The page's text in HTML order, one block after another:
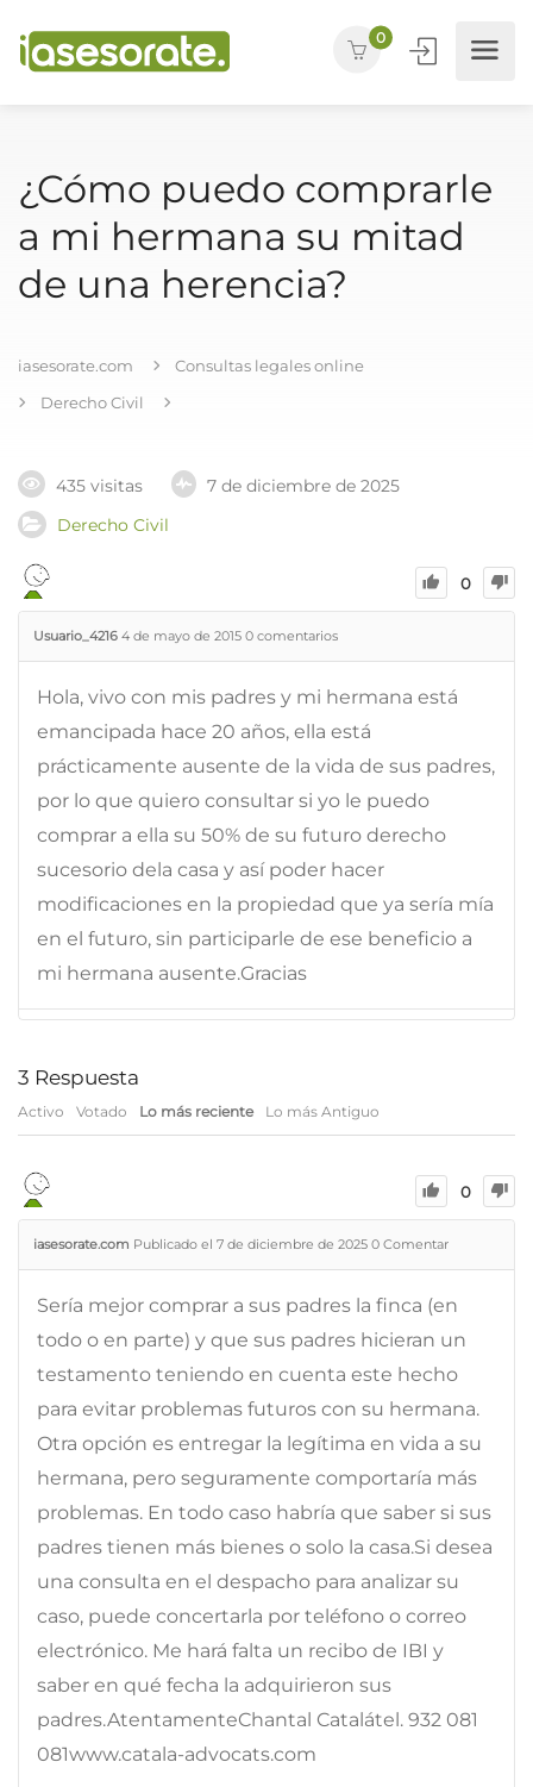
0
¿Cómo puedo comprarle
a mi hermana su mitad
de una herencia?
iasesorate.com
Consultas legales online
Derecho Civil
435 visitas
7 de diciembre de 2025
Derecho Civil
0
Usuario_4216 4 de mayo de 2015 0 comentarios
Hola, vivo con mis padres y mi hermana está
emancipada hace 20 años, ella está
prácticamente ausente de la vida de sus padres,
por lo que quiero consultar si yo le puedo
comprar a ella su 50% de su futuro derecho
sucesorio dela casa y así poder hacer
modificaciones en la propiedad que ya sería mía
en el futuro, sin participarle de ese beneficio a
mi hermana ausente.Gracias
3 Respuesta
Activo Votado Lo más reciente Lo más Antiguo
0
iasesorate.com Publicado el 7 de diciembre de 2025 0 Comentar
Sería mejor comprar a sus padres la finca (en
todo o en parte) y que sus padres hicieran un
testamento teniendo en cuenta este hecho
para evitar problemas futuros con su hermana.
Otra opción es entregar la legítima en vida a su
hermana, pero seguramente comportaría más
problemas. En todo caso habría que saber si sus
padres tienen más bienes o solo la casa.Si desea
una consulta en el despacho para analizar su
caso, puede concertarla por teléfono o correo
electrónico. Me hará falta un recibo de IBI y
saber en qué fecha la adquirieron sus
padres.AtentamenteChantal Catalátel. 932 081
081www.catala-advocats.com